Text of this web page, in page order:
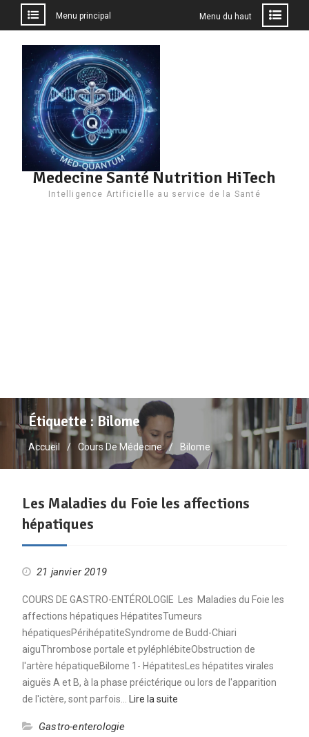
contenu
Menu principal Menu du haut
Medecine Santé Nutrition HiTech
Intelligence Artificielle au service de la Santé
Étiquette : Bilome
Accueil Cours De Médecine Bilome
Les Maladies du Foie les affections
hépatiques
21 janvier 2019
COURS DE GASTRO-ENTÉROLOGIE Les Maladies du Foie les
affections hépatiques HépatitesTumeurs
hépatiquesPérihépatiteSyndrome de Budd-Chiari
aiguThrombose portale et pyléphlébiteObstruction de
l'artère hépatiqueBilome 1- HépatitesLes hépatites virales
aiguës A et B, à la phase préictérique ou lors de l'apparition
de l'ictère, sont parfois…
Lire la suite
Gastro-enterologie